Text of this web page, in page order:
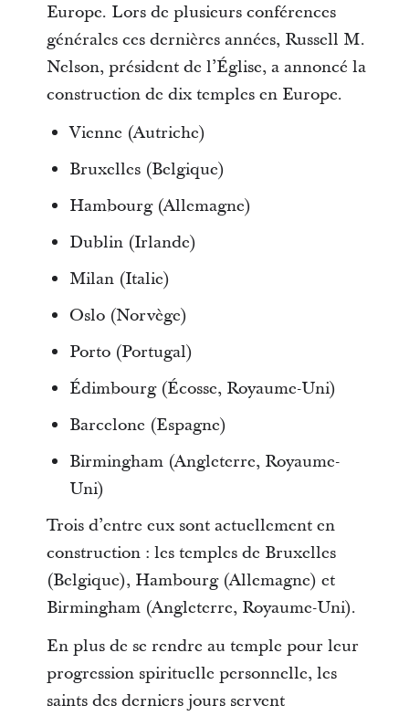
Europe. Lors de plusieurs conférences
générales ces dernières années, Russell M.
Nelson, président de l’Église, a annoncé la
construction de dix temples en Europe.
Vienne (Autriche)
Bruxelles (Belgique)
Hambourg (Allemagne)
Dublin (Irlande)
Milan (Italie)
Oslo (Norvège)
Porto (Portugal)
Édimbourg (Écosse, Royaume-Uni)
Barcelone (Espagne)
Birmingham (Angleterre, Royaume-
Uni)
Trois d’entre eux sont actuellement en
construction : les temples de Bruxelles
(Belgique), Hambourg (Allemagne) et
Birmingham (Angleterre, Royaume-Uni).
En plus de se rendre au temple pour leur
progression spirituelle personnelle, les
saints des derniers jours servent